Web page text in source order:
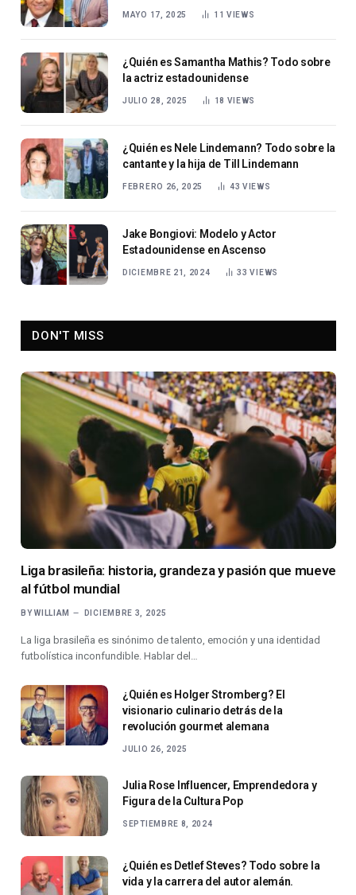
musical en el estilo Schlager
MAYO 17, 2025 11 VIEWS
¿Quién es Samantha Mathis? Todo sobre
la actriz estadounidense
JULIO 28, 2025 18 VIEWS
¿Quién es Nele Lindemann? Todo sobre la
cantante y la hija de Till Lindemann
FEBRERO 26, 2025 43VIEWS
Jake Bongiovi: Modelo y Actor
Estadounidense en Ascenso
DICIEMBRE 21, 2024 33VIEWS
DON'T MISS
Liga brasileña: historia, grandeza y pasión que mueve
al fútbol mundial
BY WILLIAM DICIEMBRE 3, 2025
La liga brasileña es sinónimo de talento, emoción y una identidad
futbolística inconfundible. Hablar del…
¿Quién es Holger Stromberg? El
visionario culinario detrás de la
revolución gourmet alemana
JULIO 26, 2025
Julia Rose Influencer, Emprendedora y
Figura de la Cultura Pop
SEPTIEMBRE 8, 2024
¿Quién es Detlef Steves? Todo sobre la
vida y la carrera del autor alemán.